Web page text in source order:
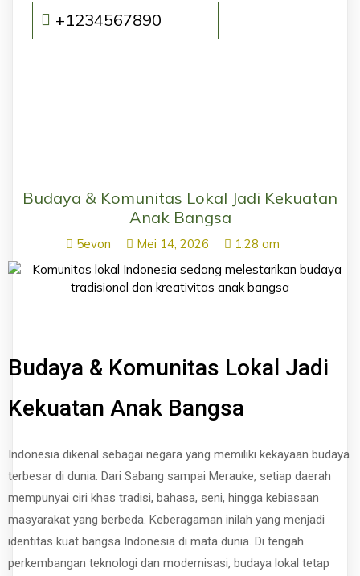
+1234567890
Budaya & Komunitas Lokal Jadi Kekuatan
Anak Bangsa
5evon Mei 14, 2026 1:28 am
Budaya & Komunitas Lokal Jadi
Kekuatan Anak Bangsa
Indonesia dikenal sebagai negara yang memiliki kekayaan budaya
terbesar di dunia. Dari Sabang sampai Merauke, setiap daerah
mempunyai ciri khas tradisi, bahasa, seni, hingga kebiasaan
masyarakat yang berbeda. Keberagaman inilah yang menjadi
identitas kuat bangsa Indonesia di mata dunia. Di tengah
perkembangan teknologi dan modernisasi, budaya lokal tetap